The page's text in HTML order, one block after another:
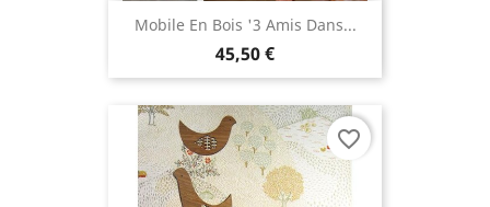
Mobile En Bois '3 Amis Dans...
45,50 €
favorite_border